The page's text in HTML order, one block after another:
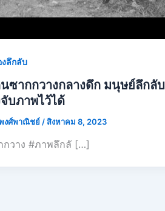
งลึกลับ
ซากกวางกลางดึก มนุษย์ลึกลับ
บภาพไว้ได้
งศ์พาณิชย์ /สิงหาคม 8, 2023
กวาง #ภาพลึกลั […]